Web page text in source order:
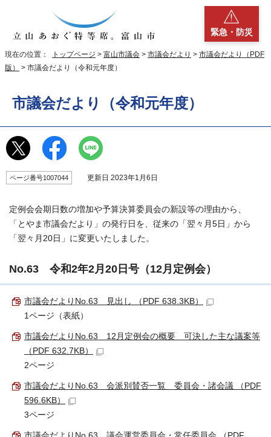
緊急・防災
現在の位置： トップページ > 富山市議会 > 市議会だより > 市議会だより（PDF
版）
> 市議会だより（令和元年度）
市議会だより（令和元年度）
ページ番号1007044 更新日 2023年1月6日
定例会会期日数の増加や予算決算委員会の新設等の理由から、
「とやま市議会だより」の発行日を、従来の「翌々月5日」から
「翌々月20日」に変更いたしました。
No.63 令和2年2月20日号（12月定例会）
市議会だよりNo.63 見出し （PDF 638.3KB）
1ページ（表紙）
市議会だよりNo.63 12月定例会の概要 可決した主な議案等
（PDF 632.7KB）
2ページ
市議会だよりNo.63 会派別賛否一覧 委員会・諸会議 （PDF
596.6KB）
3ページ